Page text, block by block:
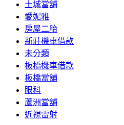
土城當舖
愛妮雅
房屋二胎
新莊機車借款
未分類
板橋機車借款
板橋當舖
眼科
蘆洲當舖
近視雷射